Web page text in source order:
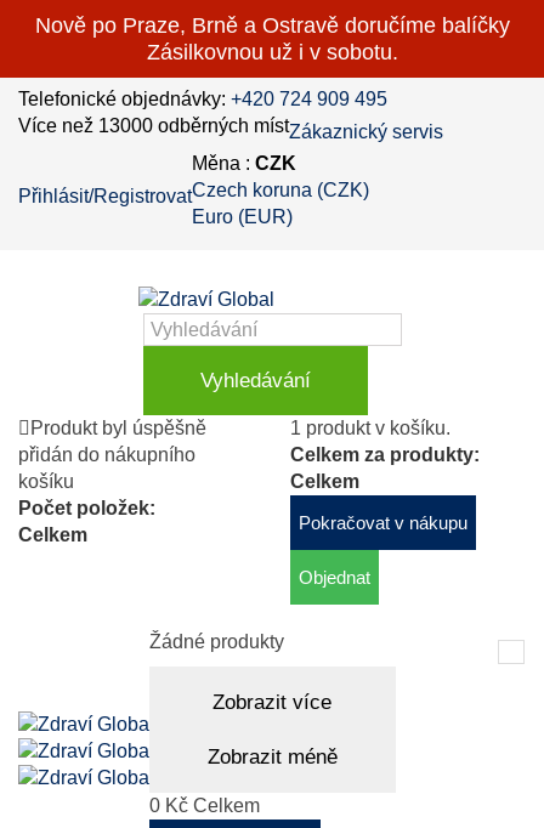
Nově po Praze, Brně a Ostravě doručíme balíčky
Zásilkovnou už i v sobotu.
Telefonické objednávky: +420 724 909 495
Více než 13000 odběrných místZákaznický servis
Přihlásit/Registrovat
Měna : CZK
Czech koruna (CZK)
Euro (EUR)
Vyhledávání
Košík
(prázdný)
Žádné produkty
Zobrazit více
Zobrazit méně
0 Kč Celkem
Produkt byl úspěšně
přidán do nákupního
košíku
Počet položek:
Celkem
1 produkt v košíku.
Celkem za produkty:
Celkem
Pokračovat v nákupu
Objednat